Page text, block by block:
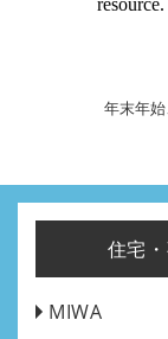
年末年
住宅
MIWA